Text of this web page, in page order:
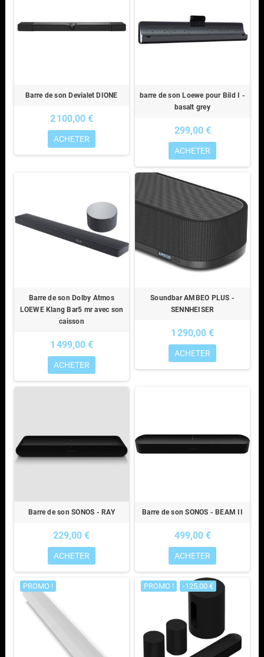
Barre de son Devialet DIONE
2 100,00 €
ACHETER
barre de son Loewe pour Bild I -
basalt grey
299,00 €
ACHETER
Barre de son Dolby Atmos
LOEWE Klang Bar5 mr avec son
caisson
1 499,00 €
ACHETER
Soundbar AMBEO PLUS -
SENNHEISER
1 290,00 €
ACHETER
Barre de son SONOS - RAY
229,00 €
ACHETER
Barre de son SONOS - BEAM II
499,00 €
ACHETER
PROMO ! PROMO ! -125,00 €